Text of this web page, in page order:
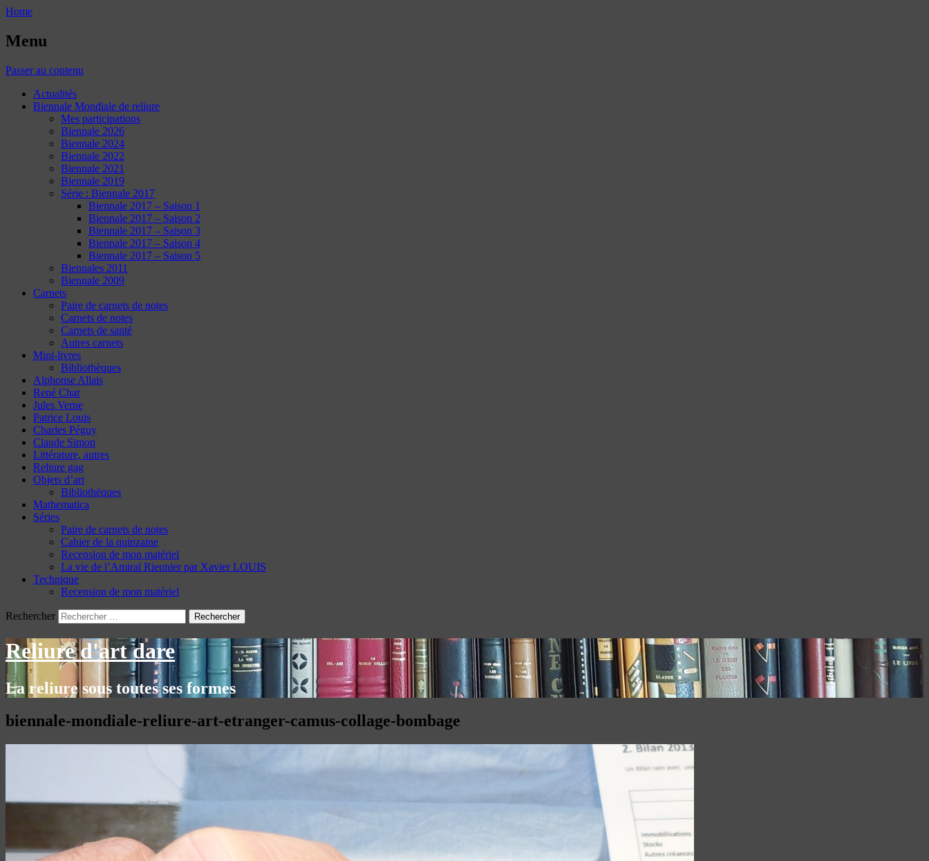
Home
Menu
Passer au contenu
Actualités
Biennale Mondiale de reliure
Mes participations
Biennale 2026
Biennale 2024
Biennale 2022
Biennale 2021
Biennale 2019
Série : Biennale 2017
Biennale 2017 – Saison 1
Biennale 2017 – Saison 2
Biennale 2017 – Saison 3
Biennale 2017 – Saison 4
Biennale 2017 – Saison 5
Biennales 2011
Biennale 2009
Carnets
Paire de carnets de notes
Carnets de notes
Carnets de santé
Autres carnets
Mini-livres
Bibliothèques
Alphonse Allais
René Char
Jules Verne
Patrice Louis
Charles Péguy
Claude Simon
Littérature, autres
Reliure gag
Objets d’art
Bibliothèques
Mathematica
Séries
Paire de carnets de notes
Cahier de la quinzaine
Recension de mon matériel
La vie de l’Amiral Rieunier par Xavier LOUIS
Technique
Recension de mon matériel
Rechercher
Reliure d'art dare
La reliure sous toutes ses formes
biennale-mondiale-reliure-art-etranger-camus-collage-bombage